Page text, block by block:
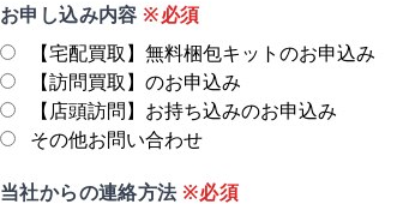
お申し込み内容 ※必須
【宅配買取】無料梱包キットのお申込み
【訪問買取】のお申込み
【店頭訪問】お持ち込みのお申込み
その他お問い合わせ
当社からの連絡方法※必須